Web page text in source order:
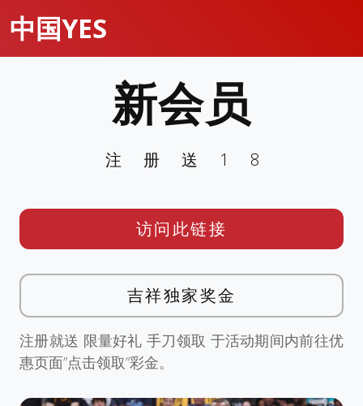
中国YES
新会员
注册送18
访问此链接
吉祥独家奖金
注册就送 限量好礼 手刀领取 于活动期间内前往优
惠页面”点击领取”彩金。